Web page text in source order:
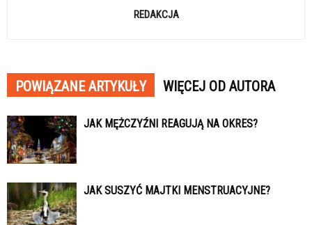
REDAKCJA
POWIĄZANE ARTYKUŁY WIĘCEJ OD AUTORA
JAK MĘŻCZYŹNI REAGUJĄ NA OKRES?
JAK SUSZYĆ MAJTKI MENSTRUACYJNE?